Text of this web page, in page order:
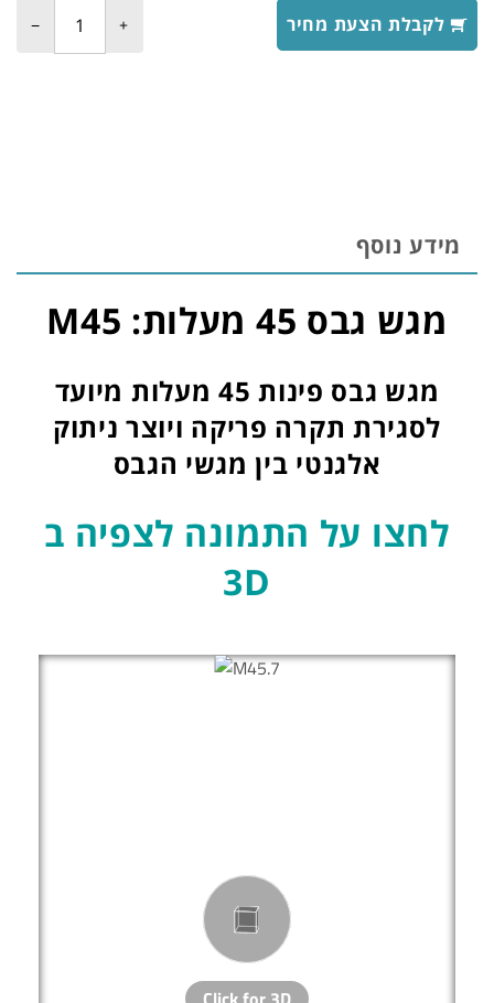
לקבלת הצעת מחיר
מידע נוסף
מגש גבס 45 מעלות: M45
מגש גבס פינות 45 מעלות מיועד
לסגירת תקרה פריקה ויוצר ניתוק
אלגנטי בין מגשי הגבס
לחצו על התמונה לצפיה ב
3D